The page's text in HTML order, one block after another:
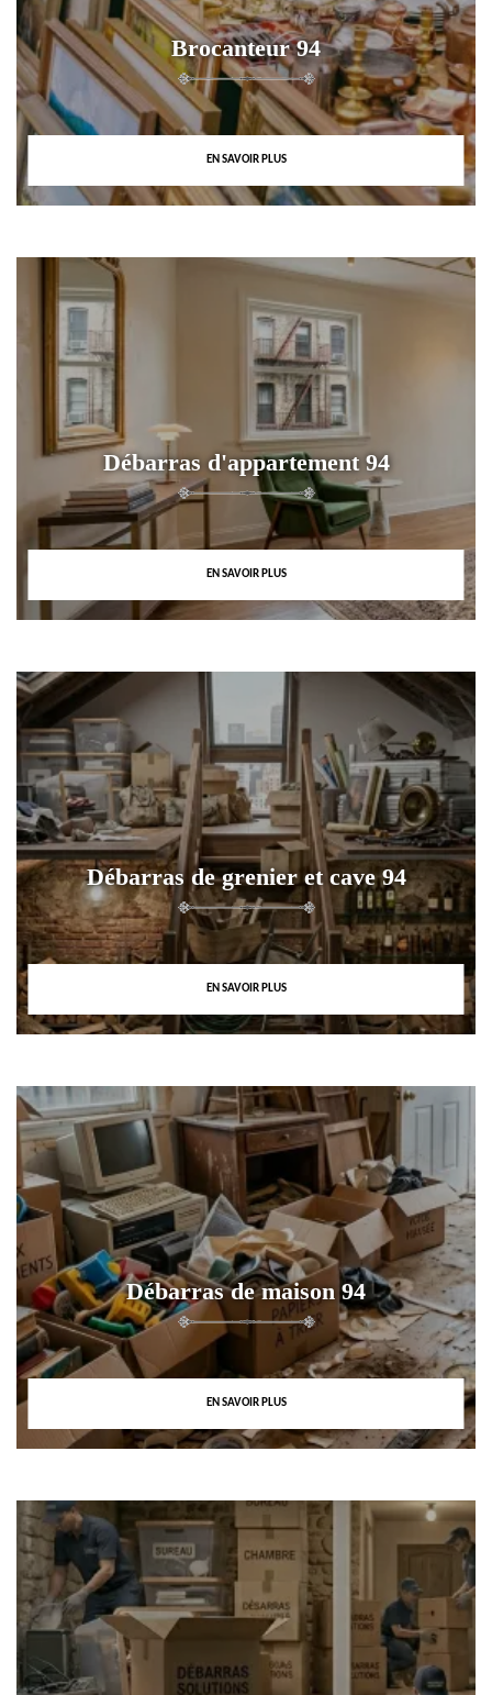
Brocanteur 94
EN SAVOIR PLUS
Débarras d'appartement 94
EN SAVOIR PLUS
Débarras de grenier et cave 94
EN SAVOIR PLUS
Débarras de maison 94
EN SAVOIR PLUS